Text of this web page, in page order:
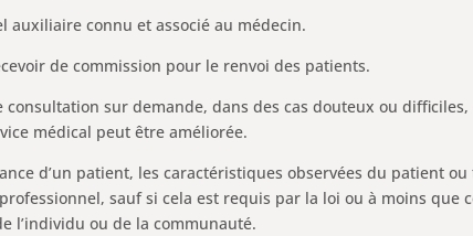
auxiliaire connu et associé au médecin.
de commission pour le renvoi des patients.
sur demande, dans des cas douteux ou
médical peut être améliorée.
d’un patient, les caractéristiques observées du patient ou
sauf si cela est requis par la loi ou à moins que
l’individu ou de la communauté.